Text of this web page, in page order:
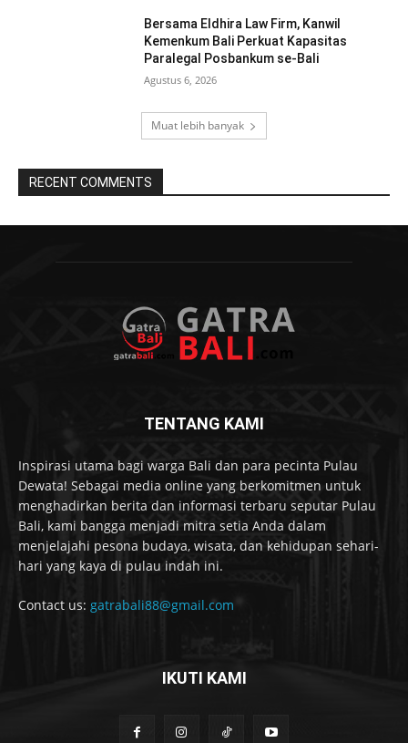
Bersama Eldhira Law Firm, Kanwil
Kemenkum Bali Perkuat Kapasitas
Paralegal Posbankum se-Bali
Agustus 6, 2026
Muat lebih banyak
RECENT COMMENTS
TENTANG KAMI
Inspirasi utama bagi warga Bali dan para pecinta Pulau
Dewata! Sebagai media online yang berkomitmen untuk
menghadirkan berita dan informasi terbaru seputar Pulau
Bali, kami bangga menjadi mitra setia Anda dalam
menjelajahi pesona budaya, wisata, dan kehidupan sehari-
hari yang kaya di pulau indah ini.
Contact us: gatrabali88@gmail.com
IKUTI KAMI